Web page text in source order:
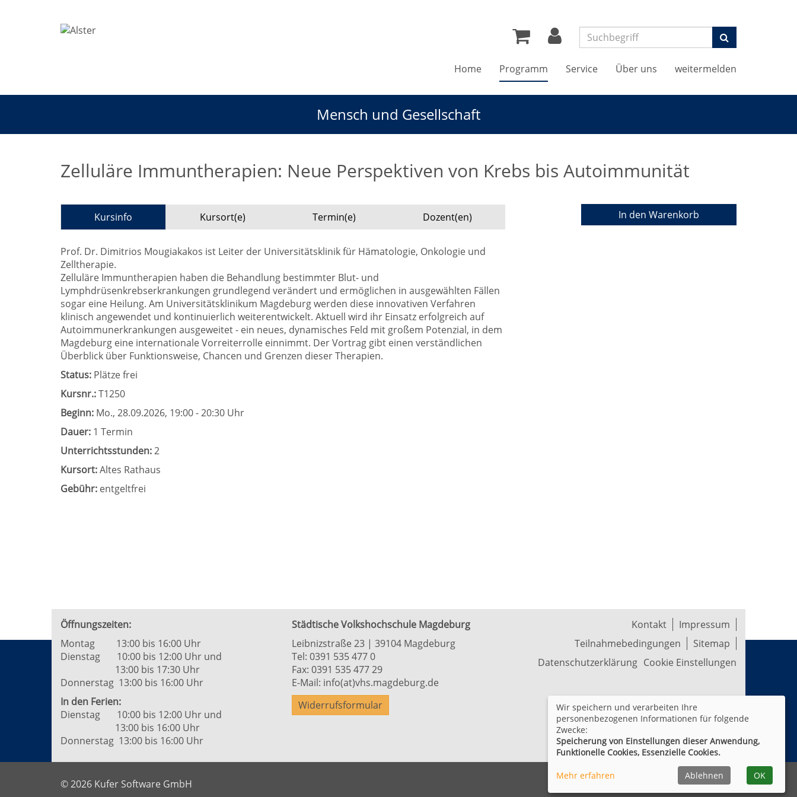
Suchen
Home Programm Service Über uns weitermelden
Mensch und Gesellschaft
Zelluläre Immuntherapien: Neue Perspektiven von Krebs bis Autoimmunität
Kursinfo Kursort(e) Termin(e) Dozent(en)
Prof. Dr. Dimitrios Mougiakakos ist Leiter der Universitätsklinik für Hämatologie, Onkologie und
Zelltherapie.
Zelluläre Immuntherapien haben die Behandlung bestimmter Blut- und
Lymphdrüsenkrebserkrankungen grundlegend verändert und ermöglichen in ausgewählten Fällen
sogar eine Heilung. Am Universitätsklinikum Magdeburg werden diese innovativen Verfahren
klinisch angewendet und kontinuierlich weiterentwickelt. Aktuell wird ihr Einsatz erfolgreich auf
Autoimmunerkrankungen ausgeweitet - ein neues, dynamisches Feld mit großem Potenzial, in dem
Magdeburg eine internationale Vorreiterrolle einnimmt. Der Vortrag gibt einen verständlichen
Überblick über Funktionsweise, Chancen und Grenzen dieser Therapien.
Status: Plätze frei
Kursnr.:T1250
Beginn: Mo., 28.09.2026, 19:00 - 20:30 Uhr
Dauer: 1 Termin
Unterrichtsstunden:2
Kursort:Altes Rathaus
Gebühr: entgeltfrei
In den Warenkorb
Öffnungszeiten:
Montag 13:00 bis 16:00 Uhr
Dienstag 10:00 bis 12:00 Uhr und
13:00 bis 17:30 Uhr
Donnerstag 13:00 bis 16:00 Uhr
In den Ferien:
Dienstag 10:00 bis 12:00 Uhr und
13:00 bis 16:00 Uhr
Donnerstag 13:00 bis 16:00 Uhr
Städtische Volkshochschule Magdeburg
Leibnizstraße 23 | 39104 Magdeburg
Tel: 0391 535 477 0
Fax: 0391 535 477 29
E-Mail: info(at)vhs.magdeburg.de
Widerrufsformular
Kontakt
Impressum
Teilnahmebedingungen
Sitemap
Datenschutzerklärung Cookie Einstellungen
© 2026 Kufer Software GmbH
Wir speichern und verarbeiten Ihre
personenbezogenen Informationen für folgende
Zwecke:
Speicherung von Einstellungen dieser Anwendung,
Funktionelle Cookies, Essenzielle Cookies.
Mehr erfahren Ablehnen OK